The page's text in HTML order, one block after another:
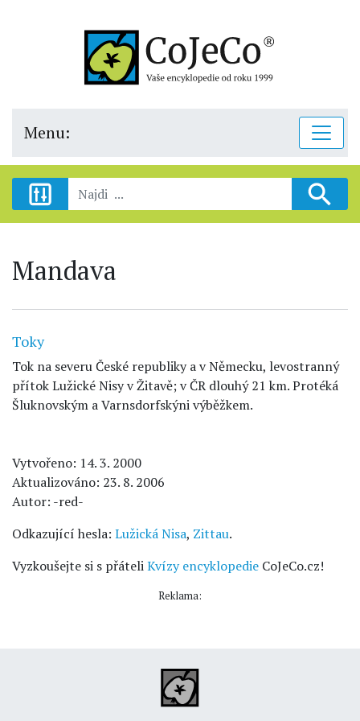
Menu:
Mandava
Toky
Tok na severu České republiky a v Německu, levostranný
přítok Lužické Nisy v Žitavě; v ČR dlouhý 21 km. Protéká
Šluknovským a Varnsdorfskýni výběžkem.
Vytvořeno: 14. 3. 2000
Aktualizováno: 23. 8. 2006
Autor: -red-
Odkazující hesla: Lužická Nisa, Zittau.
Vyzkoušejte si s přáteliKvízy encyklopedie CoJeCo.cz!
Reklama: